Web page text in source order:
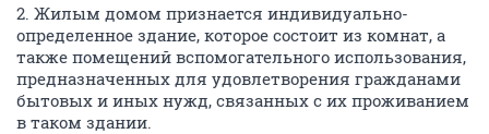
2. Жилым домом признается индивидуально-
определенное здание, которое состоит из комнат, а
также помещений вспомогательного использования,
предназначенных для удовлетворения гражданами
бытовых и иных нужд, связанных с их проживанием
в таком здании.